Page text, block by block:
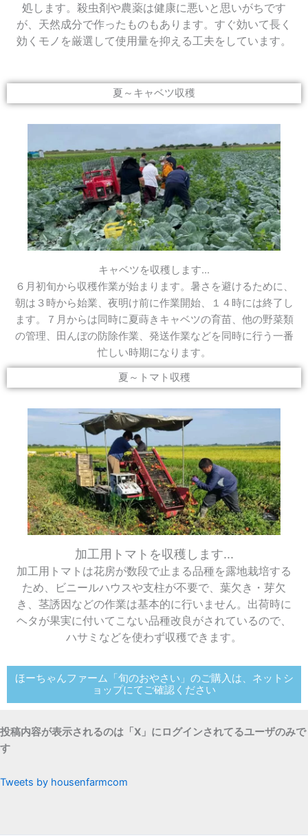
処します。殺虫剤や農薬は健康に悪いと思いがちです
が、天然成分で作ったものもあります。すぐ効いて長く
効くモノを厳選して使用量を抑える工夫をしています。
夏～キャベツ収穫
キャベツを収穫します...
６月初旬から収穫作業が始まります。暑さを避けるために、
朝は３時から始業、夜明け前に作業開始、１４時には終了し
ます。７月からは同時に夏蒔きキャベツの育苗、他の野菜類
の管理、田んぼの防除作業、発送作業などを同時に行う一番
忙しい時期になります。
夏～トマト収穫
加工用トマトを収穫します...
加工用トマトは花房が数段で止まる品種を露地栽培する
ため、ビニールハウスや支柱が不要で、葉欠き・芽欠
き、茎誘因などの作業は基本的に行いません。出荷時に
ヘタが果実に付いてこない品種改良がされているので、
ハサミなどを使わず収穫できます。
ほーちゃんファーム「旬のおやさい」のご購入は、ネットシ
ョップにてご確認ください
投稿内容が表示されるのは「X」にログインされてるユーザのみで
す
Tweets by housenfarmcom